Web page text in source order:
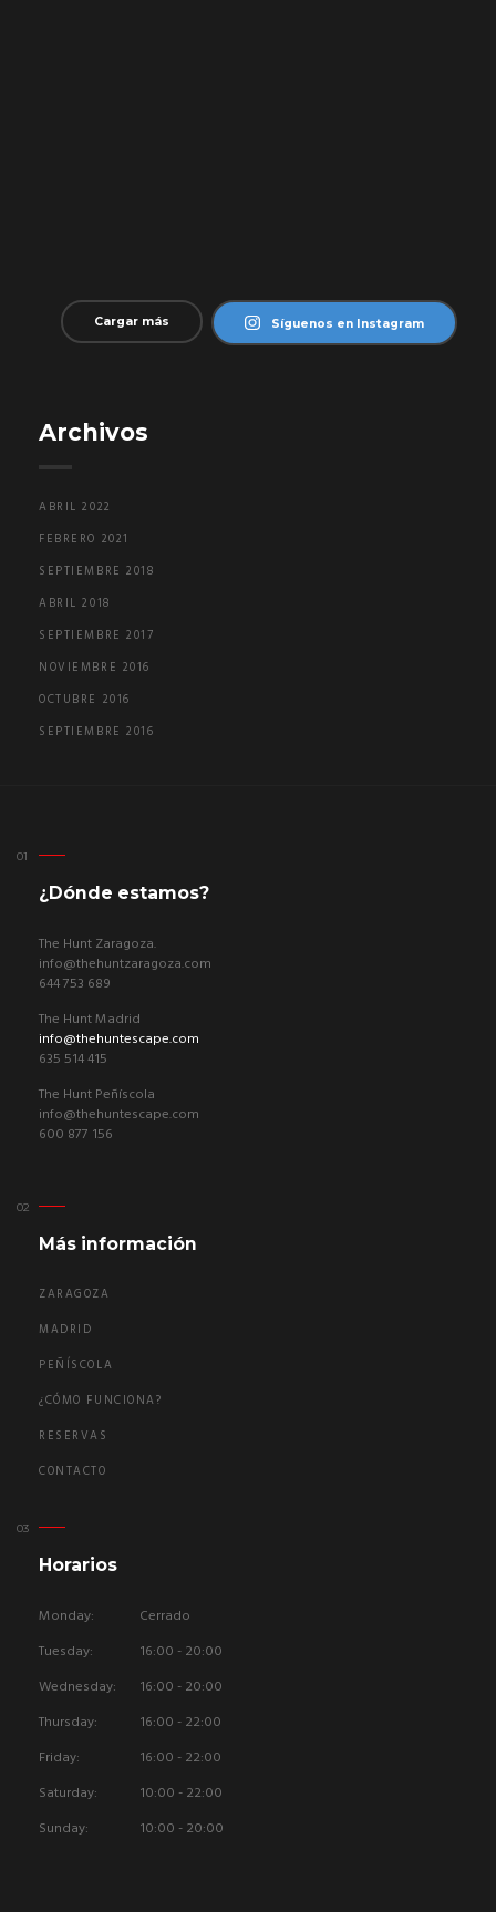
Cargar más Síguenos en Instagram
Archivos
ABRIL 2022
FEBRERO 2021
SEPTIEMBRE 2018
ABRIL 2018
SEPTIEMBRE 2017
NOVIEMBRE 2016
OCTUBRE 2016
SEPTIEMBRE 2016
¿Dónde estamos?
The Hunt Zaragoza.
info@thehuntzaragoza.com
644 753 689
The Hunt Madrid
info@thehuntescape.com
635 514 415
The Hunt Peñíscola
info@thehuntescape.com
600 877 156
Más información
ZARAGOZA
MADRID
PEÑÍSCOLA
¿CÓMO FUNCIONA?
RESERVAS
CONTACTO
Horarios
Monday:
Cerrado
Tuesday:
16:00 - 20:00
Wednesday:
16:00 - 20:00
Thursday:
16:00 - 22:00
Friday:
16:00 - 22:00
Saturday:
10:00 - 22:00
Sunday:
10:00 - 20:00